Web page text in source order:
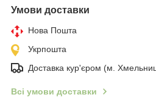
Умови доставки
Нова Пошта
Укрпошта
Доставка кур'єром (м.
Всі умови доставки